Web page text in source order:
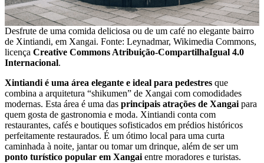
Desfrute de uma comida deliciosa ou de um café no elegante bairro
de Xintiandi, em Xangai. Fonte: Leynadmar, Wikimedia Commons,
licença Creative Commons Atribuição-CompartilhaIgual 4.0
Internacional.
Xintiandi é uma área elegante e ideal para pedestres que
combina a arquitetura “shikumen” de Xangai com comodidades
modernas. Esta área é uma das principais atrações de Xangai para
quem gosta de gastronomia e moda. Xintiandi conta com
restaurantes, cafés e boutiques sofisticados em prédios históricos
perfeitamente restaurados. É um ótimo local para uma curta
caminhada à noite, jantar ou tomar um drinque, além de ser um
ponto turístico popular em Xangai entre moradores e turistas.